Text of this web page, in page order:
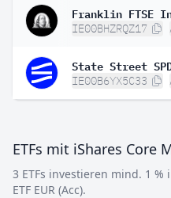
Franklin FTSE
IE00BHZRQZ17
State Street
IE00B6YX5C33
3 ETFs investieren mind. 1 %
ETF EUR (Acc).